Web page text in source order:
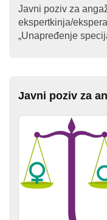
Javni poziv za
ekspertkinja/
„Unapređenje
Javni poziv za